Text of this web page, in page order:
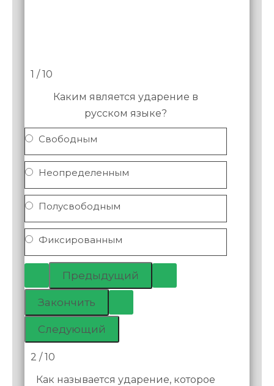
1 / 10
Каким является ударение в
русском языке?
Свободным
Неопределенным
Полусвободным
Фиксированным
2 / 10
Как называется ударение, которое